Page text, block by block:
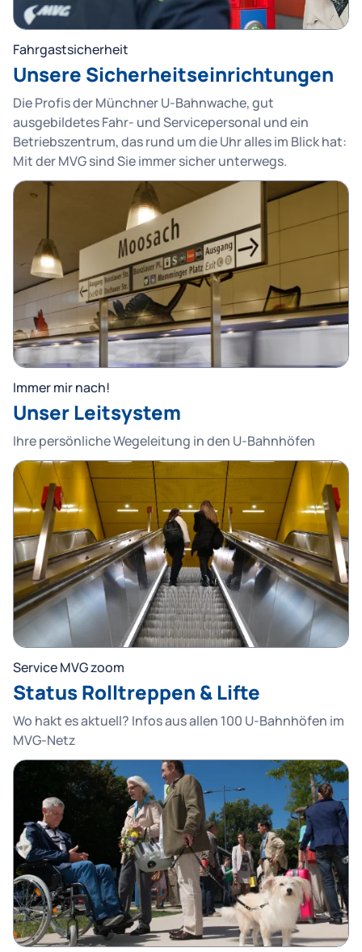
Fahrgastsicherheit
Unsere Sicherheitseinrichtungen
Die Profis der Münchner U-Bahnwache, gut
ausgebildetes Fahr- und Servicepersonal und ein
Betriebszentrum, das rund um die Uhr alles im Blick hat:
Mit der MVG sind Sie immer sicher unterwegs.
Immer mir nach!
Unser Leitsystem
Ihre persönliche Wegeleitung in den U-Bahnhöfen
Service MVG zoom
Status Rolltreppen & Lifte
Wo hakt es aktuell? Infos aus allen 100 U-Bahnhöfen im
MVG-Netz